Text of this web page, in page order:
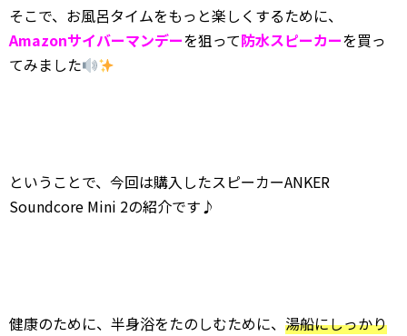
そこで、お風呂タイムをもっと楽しくするために、
Amazonサイバーマンデーを狙って防水スピーカーを買っ
てみました
ということで、今回は購入したスピーカーANKER
Soundcore Mini 2の紹介です♪
健康のために、半身浴をたのしむために、 湯船にしっかり